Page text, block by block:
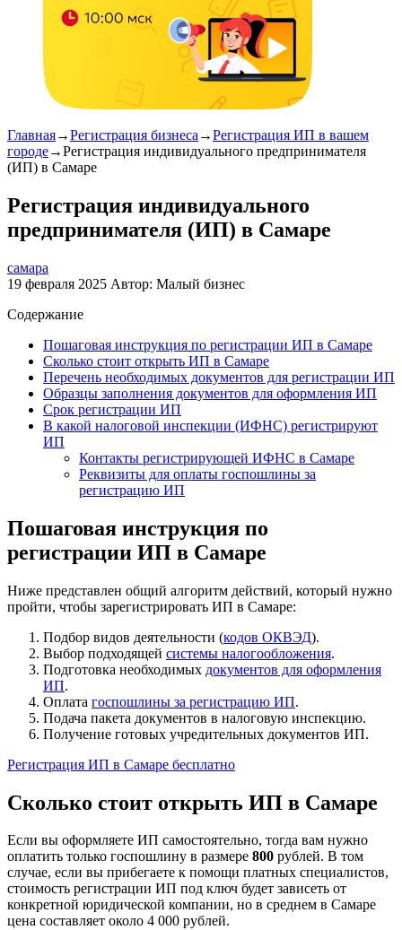
Главная→Регистрация бизнеса →Регистрация ИП в вашем
городе→Регистрация индивидуального предпринимателя
(ИП) в Самаре
Регистрация индивидуального
предпринимателя (ИП) в Самаре
самара
19 февраля 2025 Автор: Малый бизнес
Содержание
Пошаговая инструкция по регистрации ИП в Самаре
Сколько стоит открыть ИП в Самаре
Перечень необходимых документов для регистрации ИП
Образцы заполнения документов для оформления ИП
Срок регистрации ИП
В какой налоговой инспекции (ИФНС) регистрируют
ИП
Контакты регистрирующей ИФНС в Самаре
Реквизиты для оплаты госпошлины за
регистрацию ИП
Пошаговая инструкция по
регистрации ИП в Самаре
Ниже представлен общий алгоритм действий, который нужно
пройти, чтобы зарегистрировать ИП в Самаре:
Подбор видов деятельности (кодов ОКВЭД).
Выбор подходящей системы налогообложения.
Подготовка необходимых документов для оформления
ИП.
Оплата госпошлины за регистрацию ИП.
Подача пакета документов в налоговую инспекцию.
Получение готовых учредительных документов ИП.
Регистрация ИП в Самаре бесплатно
Сколько стоит открыть ИП в Самаре
Если вы оформляете ИП самостоятельно, тогда вам нужно
оплатить только госпошлину в размере 800 рублей. В том
случае, если вы прибегаете к помощи платных специалистов,
стоимость регистрации ИП под ключ будет зависеть от
конкретной юридической компании, но в среднем в Самаре
цена составляет около 4 000 рублей.